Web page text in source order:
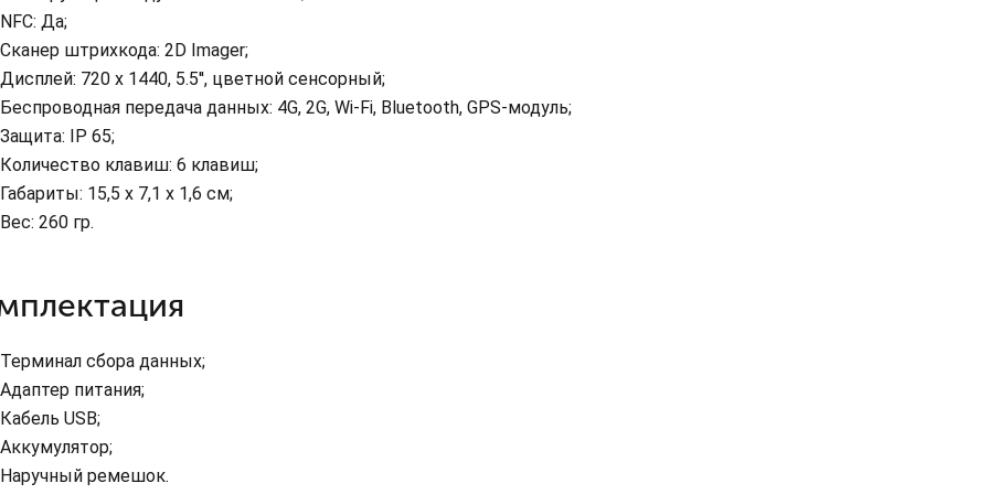
NFC: Да;
Сканер штрихкода: 2D Imager;
Дисплей: 720 x 1440, 5.5'', цветной сенсорный;
Беспроводная передача данных: 4G, 2G, Wi-Fi, Bluetooth, GPS-модуль;
Защита: IP 65;
Количество клавиш: 6 клавиш;
Габариты: 15,5 x 7,1 x 1,6 см;
Вес: 260 гр.
Терминал сбора данных;
Адаптер питания;
Кабель USB;
Аккумулятор;
Наручный ремешок.